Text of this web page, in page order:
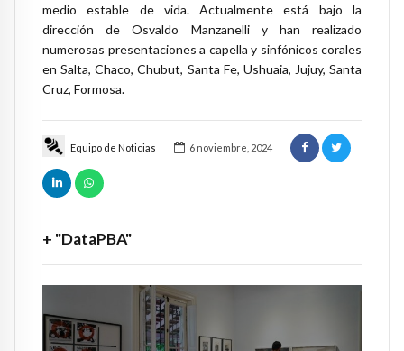
Equipo de Noticias 6 noviembre, 2024
+ "DataPBA"
medio estable de vida. Actualmente está bajo la
dirección de Osvaldo Manzanelli y han realizado
numerosas presentaciones a capella y sinfónicos corales
en Salta, Chaco, Chubut, Santa Fe, Ushuaia, Jujuy, Santa
Cruz, Formosa.